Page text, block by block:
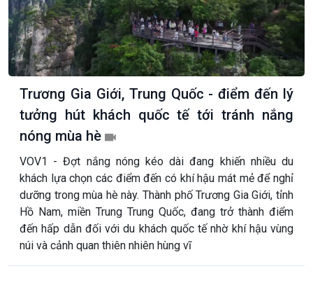
Trương Gia Giới, Trung Quốc - điểm đến lý
tưởng hút khách quốc tế tới tránh nắng
nóng mùa hè
VOV1 - Đợt nắng nóng kéo dài đang khiến nhiều du
khách lựa chọn các điểm đến có khí hậu mát mẻ để nghỉ
dưỡng trong mùa hè này. Thành phố Trương Gia Giới, tỉnh
Hồ Nam, miền Trung Trung Quốc, đang trở thành điểm
đến hấp dẫn đối với du khách quốc tế nhờ khí hậu vùng
núi và cảnh quan thiên nhiên hùng vĩ